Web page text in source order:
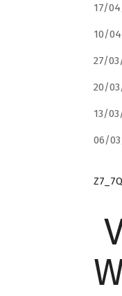
17/
10/
27/
20/
13/
06/